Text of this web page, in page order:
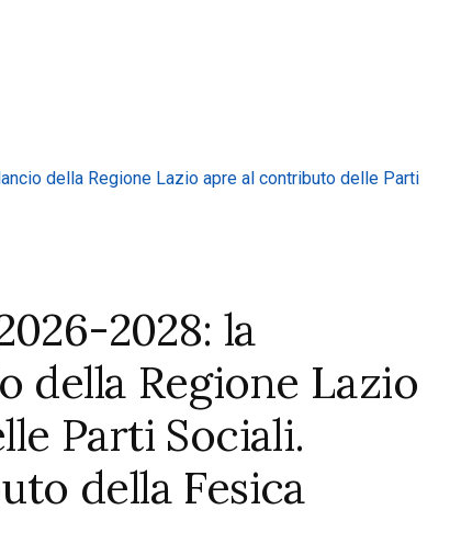
2028: la
della Regione Lazio
Parti Sociali.
della Fesica